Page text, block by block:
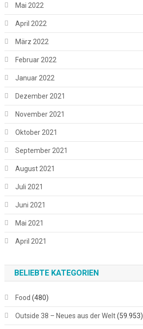
Mai 2022
April 2022
März 2022
Februar 2022
Januar 2022
Dezember 2021
November 2021
Oktober 2021
September 2021
August 2021
Juli 2021
Juni 2021
Mai 2021
April 2021
BELIEBTE KATEGORIEN
Food (480)
Outside 38 – Neues aus der Welt(59.953)